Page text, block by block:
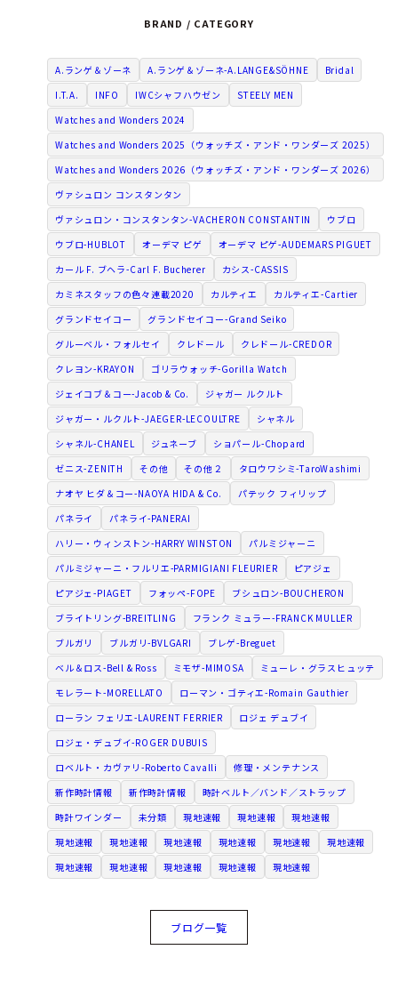
BRAND / CATEGORY
A.ランゲ＆ゾーネ A.ランゲ＆ゾーネ-A.LANGE&SÖHNE
Bridal
I.T.A.
INFO IWCシャフハウゼン
STEELY MEN
Watches and Wonders 2024
Watches and Wonders 2025（ウォッチズ・アンド・ワンダーズ 2025）
Watches and Wonders 2026（ウォッチズ・アンド・ワンダーズ 2026）
ヴァシュロン コンスタンタン
ヴァシュロン・コンスタンタン-VACHERON CONSTANTIN
ウブロ
ウブロ-HUBLOT
オーデマ ピゲ
オーデマ ピゲ-AUDEMARS PIGUET
カール F. ブヘラ-Carl F. Bucherer
カシス-CASSIS
カミネスタッフの色々連載2020
カルティエ
カルティエ-Cartier
グランドセイコー
グランドセイコー-Grand Seiko
グルーベル・フォルセイ
クレドール
クレドール-CREDOR
クレヨン-KRAYON
ゴリラウォッチ-Gorilla Watch
ジェイコブ＆コー-Jacob & Co.
ジャガー ルクルト
ジャガー・ルクルト-JAEGER-LECOULTRE
シャネル
シャネル-CHANEL
ジュネーブ
ショパール-Chopard
ゼニス-ZENITH
その他 その他２
タロウワシミ-TaroWashimi
ナオヤ ヒダ＆コー-NAOYA HIDA & Co.
パテック フィリップ
パネライ
パネライ-PANERAI
ハリー・ウィンストン-HARRY WINSTON
パルミジャーニ
パルミジャーニ・フルリエ-PARMIGIANI FLEURIER
ピアジェ
ピアジェ-PIAGET
フォッペ-FOPE
ブシュロン-BOUCHERON
ブライトリング-BREITLING
フランク ミュラー-FRANCK MULLER
ブルガリ
ブルガリ-BVLGARI
ブレゲ-Breguet
ベル＆ロス-Bell & Ross
ミモザ-MIMOSA
ミューレ・グラスヒュッテ
モレラート-MORELLATO
ローマン・ゴティエ-Romain Gauthier
ローラン フェリエ-LAURENT FERRIER
ロジェ デュブイ
ロジェ・デュブイ-ROGER DUBUIS
ロベルト・カヴァリ-Roberto Cavalli
修理・メンテナンス
新作時計情報
新作時計情報
時計ベルト／バンド／ストラップ
時計ワインダー
未分類 現地速報 現地速報
現地速報
現地速報
現地速報 現地速報 現地速報 現地速報
現地速報
現地速報
現地速報 現地速報 現地速報 現地速報
ブログ一覧